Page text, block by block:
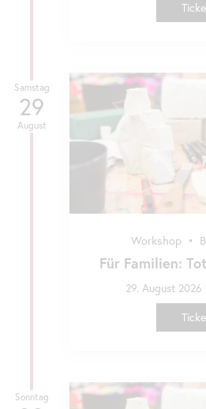
Samstag
29
August
Für Familien:
Workshop •
29. August 2026
Sonntag